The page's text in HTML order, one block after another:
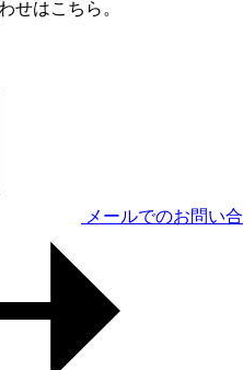
せはこちら。
メールでのお問い合